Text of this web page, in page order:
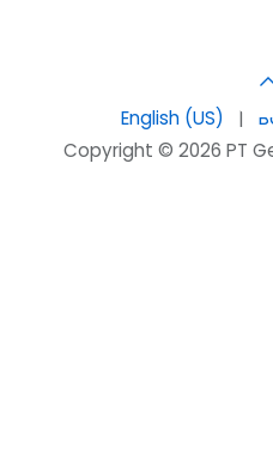
Copyright © 2026 PT
English (US) |